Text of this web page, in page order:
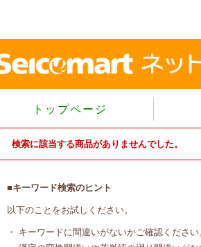
トップページ
当サイ
特定商
検索に該当する商品がありませんでした。
■キーワード検索のヒント
以下のことをお試しください。
・ キーワードに間違いがないかご確認ください